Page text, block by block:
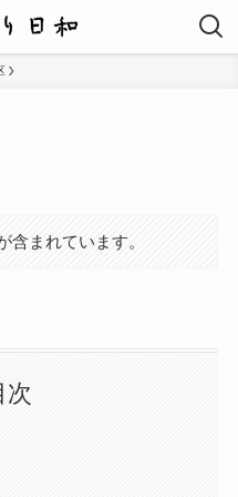
含まれています。
次